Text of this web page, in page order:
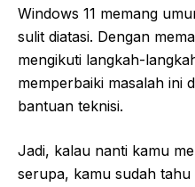
Windows 11 memang
sulit diatasi. Dengan
mengikuti langkah-
memperbaiki masalah ini
bantuan teknisi.
Jadi, kalau nanti kamu
serupa, kamu sudah